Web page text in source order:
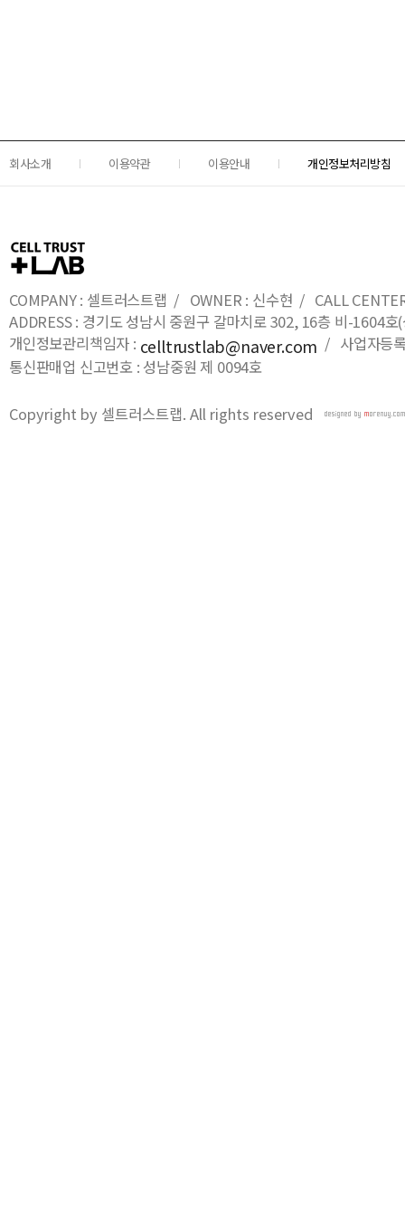
회사소개 이용약관 이용안내 개인정보처리방침
COMPANY : 셀트러스트랩 / OWNER : 신수현 / CALL
ADDRESS : 경기도 성남시 중원구 갈마치로 302, 16층 비-1604
개인정보관리책임자 : celltrustlab@naver.com / 사업자등
통신판매업 신고번호 : 성남중원 제 0094호
Copyright by 셀트러스트랩. All rights reserved